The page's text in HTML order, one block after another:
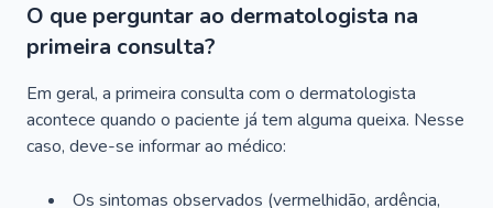
O que perguntar ao dermatologista na
primeira consulta?
Em geral, a primeira consulta com o dermatologista
acontece quando o paciente já tem alguma queixa. Nesse
caso, deve-se informar ao médico:
Os sintomas observados (vermelhidão, ardência,